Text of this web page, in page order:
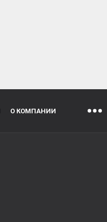
О КОМПАНИИ